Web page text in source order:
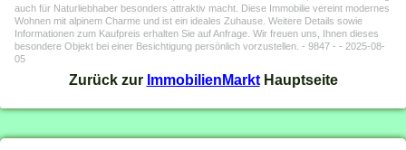
auch für Naturliebhaber besonders attraktiv macht. Diese Immobilie vereint modernes
Wohnen mit alpinem Charme und ist ein ideales Zuhause. Weitere Details sowie
Informationen zum Kaufpreis erhalten Sie auf Anfrage. Wir freuen uns, Ihnen dieses
besondere Objekt bei einer Besichtigung persönlich vorzustellen. - 9847 - - 2025-08-
05
Zurück zur ImmobilienMarktHauptseite